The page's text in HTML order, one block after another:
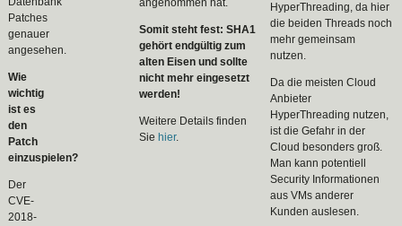
Patches
genauer
angesehen.
Wie
wichtig
ist es
den
Patch
einzuspielen?
Der
CVE-
2018-
angenommen hat.
Somit steht fest: SHA1
gehört endgültig zum
alten Eisen und sollte
nicht mehr eingesetzt
werden!
Weitere Details finden
Sie hier.
HyperThreading, da hier
die beiden Threads noch
mehr gemeinsam
nutzen.
Da die meisten Cloud
Anbieter
HyperThreading nutzen,
ist die Gefahr in der
Cloud besonders groß.
Man kann potentiell
Security Informationen
aus VMs anderer
Kunden auslesen.